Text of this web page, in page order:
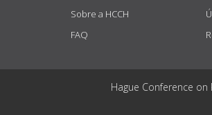
Sobre a HCCH
FAQ
Hague Conference